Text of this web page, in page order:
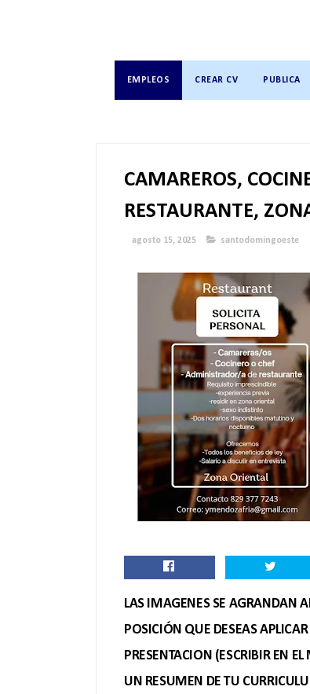
EMPLEOS CREAR CV PUBLICA
CAMAREROS,
RESTAURANTE,
agosto 15, 2025 santodomingoeste
LAS IMAGENES SE AGRANDAN
POSICIÓN QUE DESEAS
PRESENTACION (ESCRIBIR EN
UN RESUMEN DE TU